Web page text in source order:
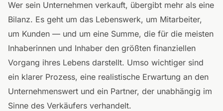
Wer sein Unternehmen verkauft, übergibt mehr als eine
Bilanz. Es geht um das Lebenswerk, um Mitarbeiter,
um Kunden — und um eine Summe, die für die meisten
Inhaberinnen und Inhaber den größten finanziellen
Vorgang ihres Lebens darstellt. Umso wichtiger sind
ein klarer Prozess, eine realistische Erwartung an den
Unternehmenswert und ein Partner, der unabhängig im
Sinne des Verkäufers verhandelt.